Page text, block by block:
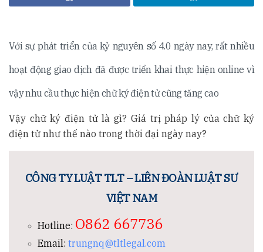
Với sự phát triển của kỷ nguyên số 4.0 ngày nay, rất nhiều
hoạt động giao dịch đã được triển khai thực hiện online vì
vậy nhu cầu thực hiện chữ ký điện tử cũng tăng cao
Vậy chữ ký điện tử là gì? Giá trị pháp lý của chữ ký
điện tử như thế nào trong thời đại ngày nay?
CÔNG TY LUẬT TLT – LIÊN ĐOÀN LUẬT SƯ
VIỆT NAM
Hotline: O862 667736
Email: trungnq@tltlegal.com